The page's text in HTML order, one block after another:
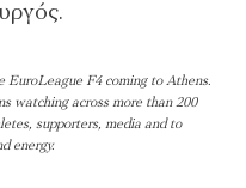
EuroLeague F4 coming to Athens.
watching across more than 200
supporters, media and to
energy.